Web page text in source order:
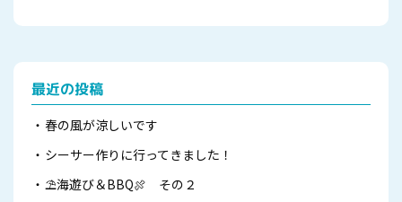
最近の投稿
春の風が涼しいです
シーサー作りに行ってきました！
⛱海遊び＆BBQ🍖 その２